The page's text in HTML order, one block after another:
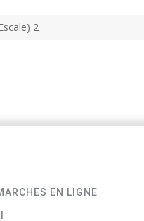
2
EN LIGNE